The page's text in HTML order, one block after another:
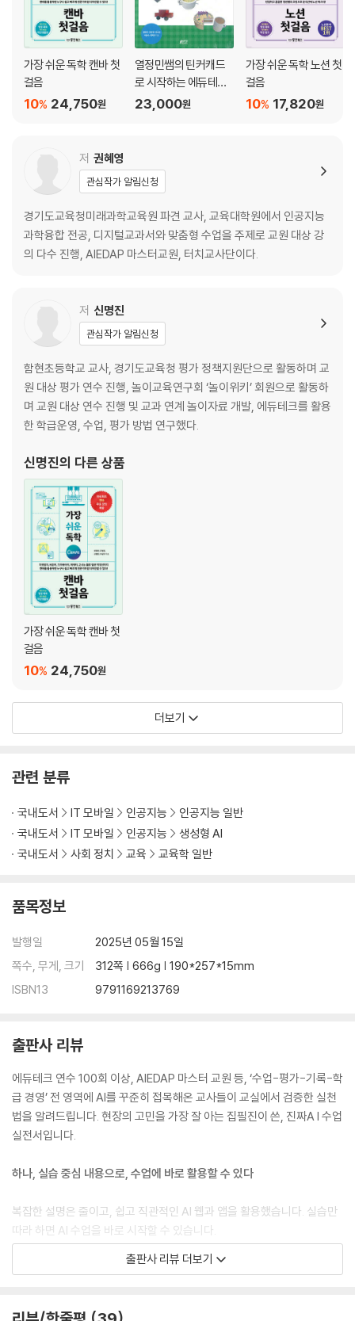
LESSON 05 [국어, 사회/초중고] 문해력을 키우는 단어 사전 만들기
낮아지는 학생들의 문해력
ChatGPT로 우리 반 문해력 사전 만들기
문해력 사전으로 퀴즈 만들기
읽기 자료를 역할극으로 바꾸는 프롬프트
토론 수업의 어려움
ChatGPT로 토론 주제 구상하기
주장과 근거 작성을 어려워하는 학생에게 ChatGPT로 힌트 제시하기
토론 수업 번외편, ChatGPT를 이겨라!
ChatGPT를 활용한 토론 수업 흐름 정리
LESSON 08 [전과목/초중고] 실생활과 연계한 형성 평가 만들기
실생활을 연계한 형성 평가 만들기
수업이 달라지는 보너스 페이지 ChatGPT 관련 Q&A 모음
LESSON 01 ChatGPT를 활용한 맞춤형 수업 설계와 지도안 제작
실생활과 연계한 효과적인 수업 설계하기
맞춤형 수업 설계하기
수업 설계 시 활용할 수 있는 프롬프트
LESSON 02 ChatGPT로 수업 자료에 꼭 맞는 그림 만들기
그림을 생성해주는 ChatGPT
그림을 생성해서 자료로 활용하기
LESSON 03 Gamma로 수업 PPT 빠르게 만들기
Gamma란?
교과서 내용을 입력해서 수업 자료 만들기
지도안 파일을 통째로 업로드하여 만드는 수업 자료
LESSON 04 ChatGPT로 평가 문항 초안 빠르게 만들기
평가 문항 제작 시 프롬프트에 들어가야 할 요소
채점기준표와 피드백
채점기준표 만들기
ChatGPT를 활용해 생활기록부 작성에 필요한 표현법 추천받기
수업이 달라지는 보너스 페이지 파일을 첨부하면 분석해주는 ChatGPT
PART 3 바로 쓰는 AI 웹/앱 활용 수업
LESSON 01 [전과목/초중고] 과목별 학습지를 제공하는 미래엔 AI클래
미래엔 AI클래스의 AI 학습지 알아보기
2. [교사] AI 학습지 생성하고 공유하기
3. [학생] AI 학습지 문제 풀기
4. [교사] 리포트에서 결과 확인하고 피드백하기
미래엔 AI클래스를 활용한 수업 루틴 알아보기
가장 쉬운 독학 캔바 첫
걸음
24,750원
10%
열정민쌤의 틴커캐드
로 시작하는 에듀테크
미술 만들기 수업
23,000원
가장 쉬운 독학 노션 첫
걸음
17,820원
10%
저 권혜영
관심작가 알림신청
경기도교육청미래과학교육원 파견 교사, 교육대학원에서 인공지능
과학융합 전공, 디지털교과서와 맞춤형 수업을 주제로 교원 대상 강
의 다수 진행, AIEDAP 마스터교원, 터치교사단이다.
저 신명진
관심작가 알림신청
함현초등학교 교사, 경기도교육청 평가 정책지원단으로 활동하며 교
원 대상 평가 연수 진행, 놀이교육연구회 ‘놀이위키’ 회원으로 활동하
며 교원 대상 연수 진행 및 교과 연계 놀이자료 개발, 에듀테크를 활용
한 학급운영, 수업, 평가 방법 연구했다.
신명진의 다른 상품
가장 쉬운 독학 캔바 첫
걸음
24,750원
10%
더보기
관련 분류
국내도서 IT 모바일 인공지능
인공지능 일반
국내도서
IT 모바일 인공지능
생성형 AI
국내도서
사회 정치 교육 교육학 일반
품목정보
발행일
2025년 05월 15일
쪽수, 무게, 크기
312쪽 | 666g | 190*257*15mm
ISBN13
9791169213769
출판사 리뷰
에듀테크 연수 100회 이상, AIEDAP 마스터 교원 등, ‘수업-평가-기록-학
급 경영’ 전 영역에 AI를 꾸준히 접목해온 교사들이 교실에서 검증한 실천
법을 알려드립니다. 현장의 고민을 가장 잘 아는 집필진이 쓴, 진짜A I 수업
실전서입니다.
하나, 실습 중심 내용으로, 수업에 바로 활용할 수 있다
복잡한 설명은 줄이고, 쉽고 직관적인 AI 웹과 앱을 활용했습니다. 실습만
따라 하면 AI 수업을 바로 시작할 수 있습니다.
둘, 매년 쓰는 AI 활용 수업 루틴을 만들 수 있다
출판사 리뷰 더보기